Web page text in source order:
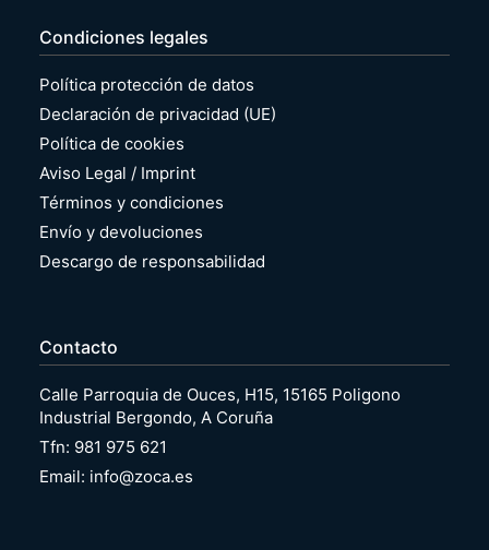
Condiciones legales
Política protección de datos
Declaración de privacidad (UE)
Política de cookies
Aviso Legal / Imprint
Términos y condiciones
Envío y devoluciones
Descargo de responsabilidad
Contacto
Calle Parroquia de Ouces, H15, 15165 Poligono
Industrial Bergondo, A Coruña
Tfn: 981 975 621
Email: info@zoca.es